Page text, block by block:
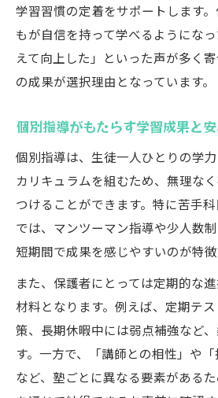
学習習慣の定着をサポートします
もが自信を持って学べるようにな
えて向上した」といった声が多く
の成果が選択理由となっています。
個別指導がもたらす学習成果と
個別指導は、生徒一人ひとりの学
カリキュラムを組むため、無理な
つけることができます。特に苦手
では、マンツーマン指導や少人数制
短期間で成果を感じやすいのが特徴
また、保護者にとっては定期的な
材料となります。例えば、定期テ
策、長期休暇中には弱点補強など
す。一方で、「講師との相性」や「
など、塾ごとに異なる要素がある